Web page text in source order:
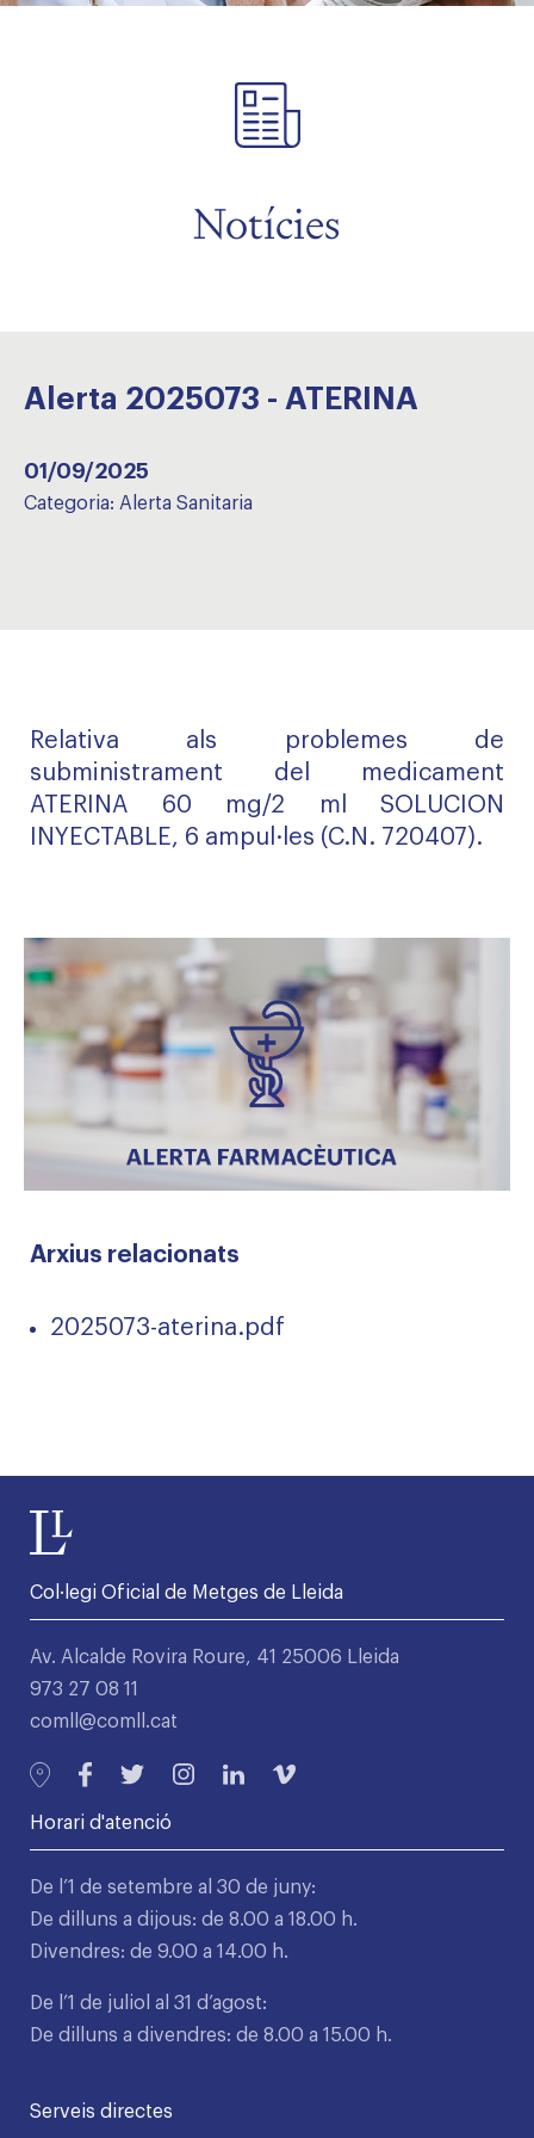
Notícies
Alerta 2025073 - ATERINA
01/09/2025
Categoria: Alerta Sanitaria
Arxius relacionats
2025073-aterina.pdf
Relativa als problemes de
subministrament del medicament
ATERINA 60 mg/2 ml SOLUCION
INYECTABLE, 6 ampul·les (C.N. 720407).
Col·legi Oficial de Metges de Lleida
Av. Alcalde Rovira Roure, 41 25006 Lleida
973 27 08 11
comll@comll.cat
Horari d'atenció
De l’1 de setembre al 30 de juny:
De dilluns a dijous: de 8.00 a 18.00 h.
Divendres: de 9.00 a 14.00 h.
De l’1 de juliol al 31 d’agost:
De dilluns a divendres: de 8.00 a 15.00 h.
Serveis directes